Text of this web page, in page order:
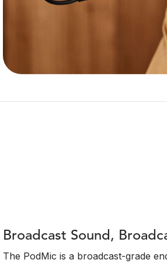
Broadcast Sound,
The PodMic is a broadcast-grade